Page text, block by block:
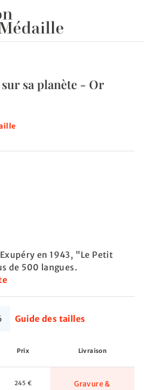
sa planète - Or
en 1943, "Le Petit
de 500 langues.
Guide des tailles
Prix Livraison
245 €
Gravure &